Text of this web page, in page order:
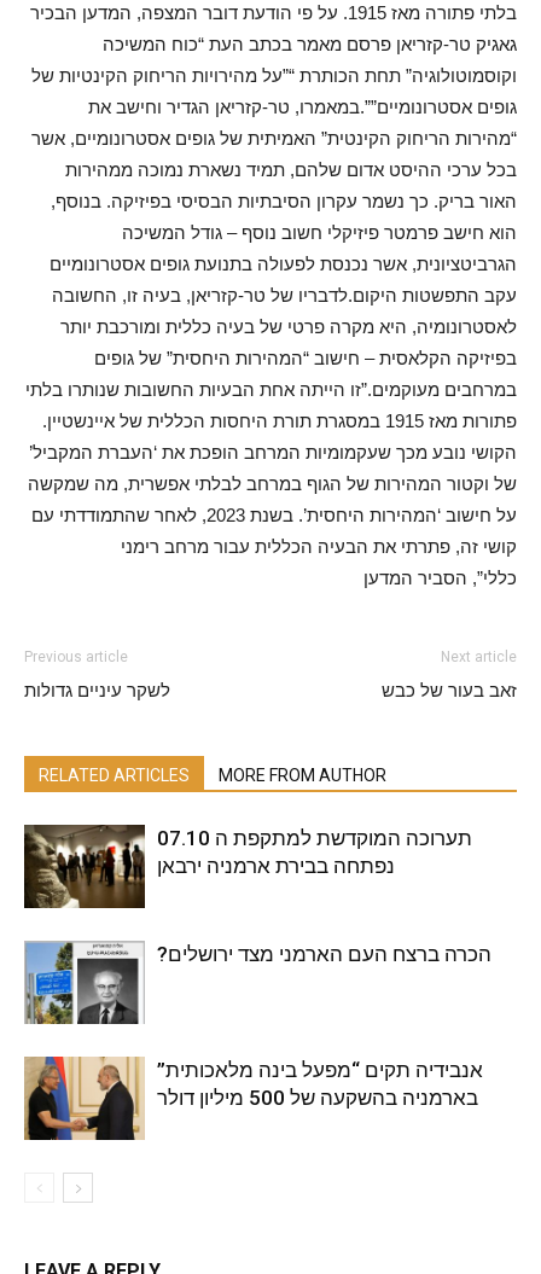
בלתי פתורה מאז 1915. על פי הודעת דובר המצפה, המדען הבכיר
גאגיק טר-קזריאן פרסם מאמר בכתב העת “כוח המשיכה
וקוסמוטולוגיה” תחת הכותרת “”על מהירויות הריחוק הקינטיות של
גופים אסטרונומיים””.במאמרו, טר-קזריאן הגדיר וחישב את
“מהירות הריחוק הקינטית” האמיתית של גופים אסטרונומיים, אשר
בכל ערכי ההיסט אדום שלהם, תמיד נשארת נמוכה ממהירות
האור בריק. כך נשמר עקרון הסיבתיות הבסיסי בפיזיקה. בנוסף,
הוא חישב פרמטר פיזיקלי חשוב נוסף – גודל המשיכה
הגרביטציונית, אשר נכנסת לפעולה בתנועת גופים אסטרונומיים
עקב התפשטות היקום.לדבריו של טר-קזריאן, בעיה זו, החשובה
לאסטרונומיה, היא מקרה פרטי של בעיה כללית ומורכבת יותר
בפיזיקה הקלאסית – חישוב “המהירות היחסית” של גופים
במרחבים מעוקמים.”זו הייתה אחת הבעיות החשובות שנותרו בלתי
פתורות מאז 1915 במסגרת תורת היחסות הכללית של איינשטיין.
הקושי נובע מכך שעקמומיות המרחב הופכת את ‘העברת המקביל’
של וקטור המהירות של הגוף במרחב לבלתי אפשרית, מה שמקשה
על חישוב ‘המהירות היחסית’. בשנת 2023, לאחר שהתמודדתי עם
קושי זה, פתרתי את הבעיה הכללית עבור מרחב רימני
כללי”, הסביר המדען
Previous article
לשקר עיניים גדולות
Next article
זאב בעור של כבש
RELATED ARTICLES MORE FROM AUTHOR
תערוכה המוקדשת למתקפת ה 07.10
נפתחה בבירת ארמניה ירבאן
?הכרה ברצח העם הארמני מצד ירושלים
אנבידיה תקים “מפעל בינה מלאכותית”
בארמניה בהשקעה של 500 מיליון דולר